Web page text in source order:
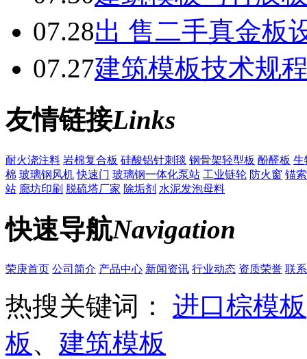
07.28出 售二手真金板
07.27建筑模板技术规
友情链接Links
耐火浇注料 岩棉复合板 硅酸铝针刺毯 钢骨架轻型板 酚醛板 生
棉 玻璃钢风机 快速门 玻璃钢一体化泵站 工业链轮 防火窗 锚索
站 廊坊印刷 脱硫塔厂家 除垢剂 水泥发泡母料
快速导航Navigation
荣庚首页 公司简介 产品中心 新闻资讯 行业动态 资质荣誉 联
热搜关键词： 进口棕模板
板 、 建筑模板